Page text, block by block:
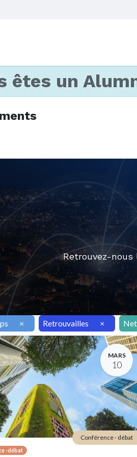
êtes un
Retrouvez-
× Retrouvailles ×
MARS
10
-débat
Conférence - débat